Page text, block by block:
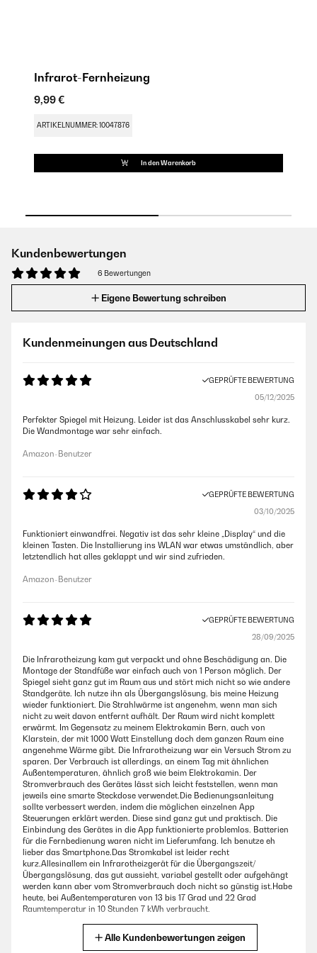
Infrarot-Fernheizung
9,99 €
ARTIKELNUMMER: 10047876
In den Warenkorb
Kundenbewertungen
6 Bewertungen
Eigene Bewertung schreiben
Kundenmeinungen aus Deutschland
GEPRÜFTE BEWERTUNG
05/12/2025
Perfekter Spiegel mit Heizung. Leider ist das Anschlusskabel sehr kurz.
Die Wandmontage war sehr einfach.
Amazon-Benutzer
GEPRÜFTE BEWERTUNG
03/10/2025
Funktioniert einwandfrei. Negativ ist das sehr kleine „Display“ und die
kleinen Tasten. Die Installierung ins WLAN war etwas umständlich, aber
letztendlich hat alles geklappt und wir sind zufrieden.
Amazon-Benutzer
GEPRÜFTE BEWERTUNG
28/09/2025
Die Infrarotheizung kam gut verpackt und ohne Beschädigung an. Die
Montage der Standfüße war einfach auch von 1 Person möglich. Der
Spiegel sieht ganz gut im Raum aus und stört mich nicht so wie andere
Standgeräte. Ich nutze ihn als Übergangslösung, bis meine Heizung
wieder funktioniert. Die Strahlwärme ist angenehm, wenn man sich
nicht zu weit davon entfernt aufhält. Der Raum wird nicht komplett
erwärmt. Im Gegensatz zu meinem Elektrokamin Bern, auch von
Klarstein, der mit 1000 Watt Einstellung doch dem ganzen Raum eine
angenehme Wärme gibt. Die Infrarotheizung war ein Versuch Strom zu
sparen. Der Verbrauch ist allerdings, an einem Tag mit ähnlichen
Außentemperaturen, ähnlich groß wie beim Elektrokamin. Der
Stromverbrauch des Gerätes lässt sich leicht feststellen, wenn man
jeweils eine smarte Steckdose verwendet.Die Bedienungsanleitung
sollte verbessert werden, indem die möglichen einzelnen App
Steuerungen erklärt werden. Diese sind ganz gut und praktisch. Die
Einbindung des Gerätes in die App funktionierte problemlos. Batterien
für die Fernbedienung waren nicht im Lieferumfang. Ich benutze eh
lieber das Smartphone.Das Stromkabel ist leider recht
kurz.Allesinallem ein Infrarotheizgerät für die Übergangszeit/
Übergangslösung, das gut aussieht, variabel gestellt oder aufgehängt
werden kann aber vom Stromverbrauch doch nicht so günstig ist.Habe
heute, bei Außentemperaturen von 13 bis 17 Grad und 22 Grad
Raumtemperatur in 10 Stunden 7 kWh verbraucht.
Alle Kundenbewertungen zeigen